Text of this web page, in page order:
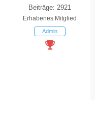
Beiträge: 2921
Erhabenes Mitglied
Admin